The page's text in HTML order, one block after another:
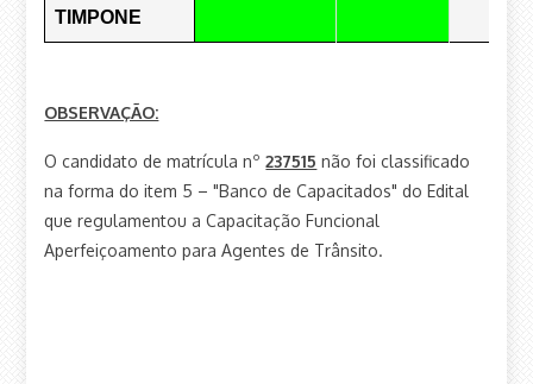
TIMPONE
OBSERVAÇÃO:
O candidato de matrícula nº237515 não foi classificado
na forma do item 5 – "Banco de Capacitados" do Edital
que regulamentou a Capacitação Funcional
Aperfeiçoamento para Agentes de Trânsito.